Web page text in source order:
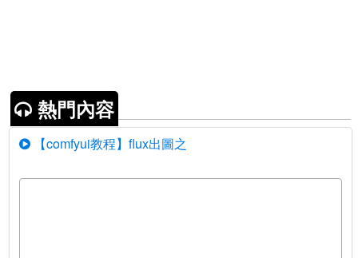
熱門內容
【comfyui教程】flux出圖之